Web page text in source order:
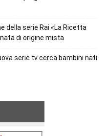
della serie Rai «La Ricetta
di origine mista
serie tv cerca bambini nati